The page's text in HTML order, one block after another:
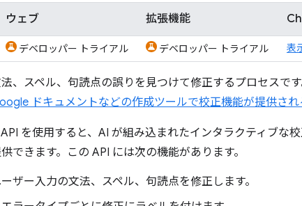
ウェブ 拡張機能
デベロッパー トライアル デベロッパー トライアル 表
、スペル、句読点の誤りを見つけて修正するプロセスです
ドキュメントなどの作成ツールで校正機能が提供され
を使用すると、AI が組み込まれたインタラクティブな
できます。この API には次の機能があります。
ザー入力の文法、スペル、句読点を修正します。